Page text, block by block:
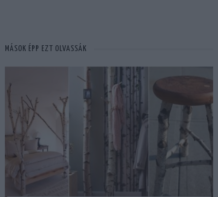
MÁSOK ÉPP EZT OLVASSÁK